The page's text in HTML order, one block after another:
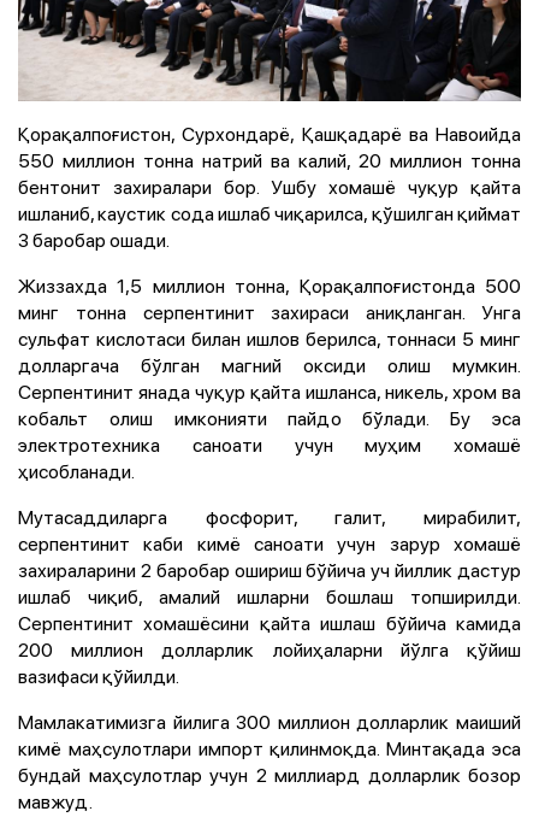
Қорақалпоғистон, Сурхондарё, Қашқадарё ва Навоийда
550 миллион тонна натрий ва калий, 20 миллион тонна
бентонит захиралари бор. Ушбу хомашё чуқур қайта
ишланиб, каустик сода ишлаб чиқарилса, қўшилган қиймат
3 баробар ошади.
Жиззахда 1,5 миллион тонна, Қорақалпоғистонда 500
минг тонна серпентинит захираси аниқланган. Унга
сульфат кислотаси билан ишлов берилса, тоннаси 5 минг
долларгача бўлган магний оксиди олиш мумкин.
Серпентинит янада чуқур қайта ишланса, никель, хром ва
кобальт олиш имконияти пайдо бўлади. Бу эса
электротехника саноати учун муҳим хомашё
ҳисобланади.
Мутасаддиларга фосфорит, галит, мирабилит,
серпентинит каби кимё саноати учун зарур хомашё
захираларини 2 баробар ошириш бўйича уч йиллик дастур
ишлаб чиқиб, амалий ишларни бошлаш топширилди.
Серпентинит хомашёсини қайта ишлаш бўйича камида
200 миллион долларлик лойиҳаларни йўлга қўйиш
вазифаси қўйилди.
Мамлакатимизга йилига 300 миллион долларлик маиший
кимё маҳсулотлари импорт қилинмоқда. Минтақада эса
бундай маҳсулотлар учун 2 миллиард долларлик бозор
мавжуд.